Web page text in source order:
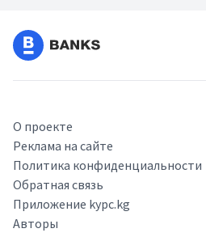
О проекте
Реклама на сайте
Политика конфиденциальности
Обратная связь
Приложение kypc.kg
Авторы